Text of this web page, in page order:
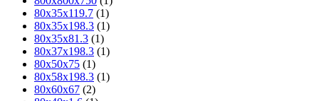
80x35x119.7 (1)
80x35x198.3 (1)
80x35x81.3 (1)
80x37x198.3 (1)
80x50x75 (1)
80x58x198.3 (1)
80x60x67 (2)